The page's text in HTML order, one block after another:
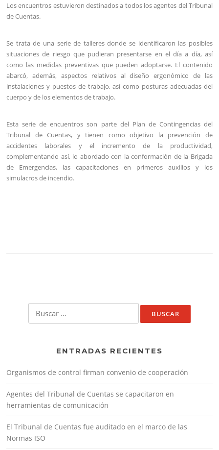
Los encuentros estuvieron destinados a todos los agentes del Tribunal
de Cuentas.
Se trata de una serie de talleres donde se identificaron las posibles
situaciones de riesgo que pudieran presentarse en el día a día, así
como las medidas preventivas que pueden adoptarse. El contenido
abarcó, además, aspectos relativos al diseño ergonómico de las
instalaciones y puestos de trabajo, así como posturas adecuadas del
cuerpo y de los elementos de trabajo.
Esta serie de encuentros son parte del Plan de Contingencias del
Tribunal de Cuentas, y tienen como objetivo la prevención de
accidentes laborales y el incremento de la productividad,
complementando así, lo abordado con la conformación de la Brigada
de Emergencias, las capacitaciones en primeros auxilios y los
simulacros de incendio.
ENTRADAS RECIENTES
Organismos de control firman convenio de cooperación
Agentes del Tribunal de Cuentas se capacitaron en
herramientas de comunicación
El Tribunal de Cuentas fue auditado en el marco de las
Normas ISO